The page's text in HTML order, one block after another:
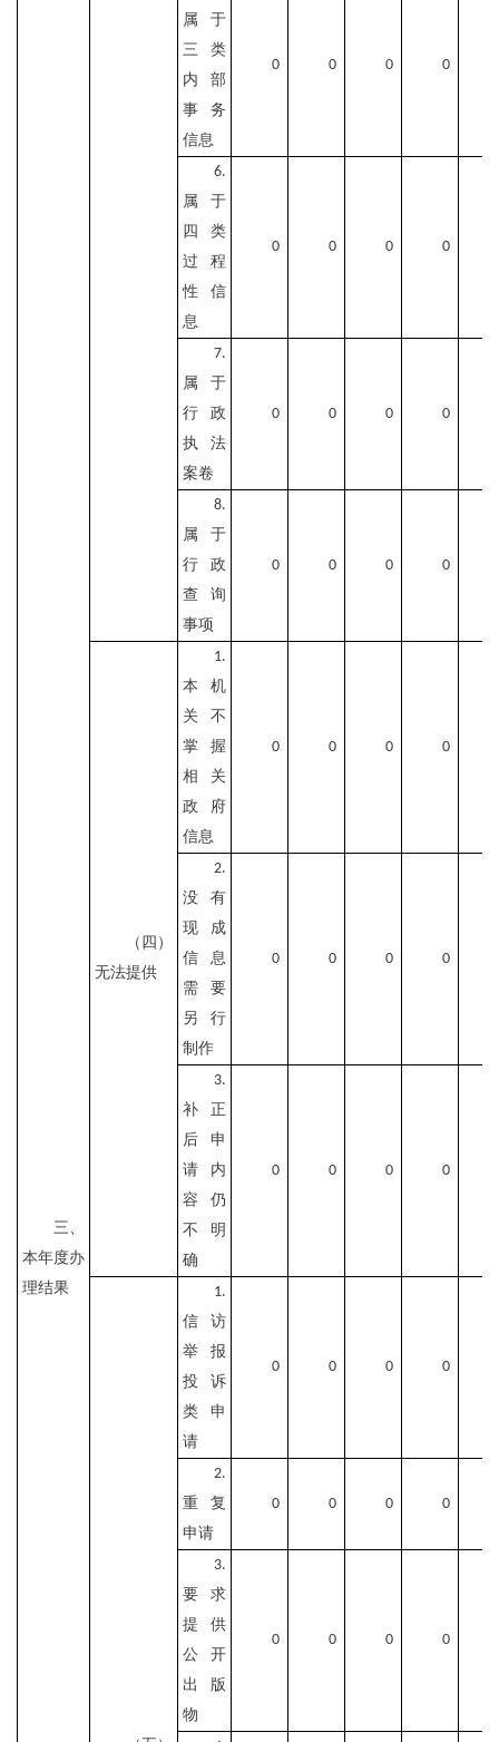
三、
本年度办
理结果
属于
三类
内部
事务
信息
0 0 0 0
6.
属于
四类
过程
性信
息
0 0 0 0
7.
属于
行政
执法
案卷
0 0 0 0
8.
属于
行政
查询
事项
0 0 0 0
（四）
无法提供
1.
本机
关不
掌握
相关
政府
信息
0 0 0 0
2.
没有
现成
信息
需要
另行
制作
0 0 0 0
3.
补正
后申
请内
容仍
不明
确
0 0 0 0
1.
信访
举报
投诉
类申
请
0 0 0 0
2.
重复
申请
0 0 0 0
3.
要求
提供
公开
出版
物
0 0 0 0